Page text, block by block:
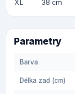
XL 38 cm
Parametry
Barva
Délka zad (cm)